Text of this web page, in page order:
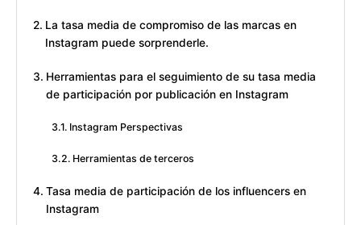
La tasa media de compromiso de las marcas en
Instagram puede sorprenderle.
Herramientas para el seguimiento de su tasa media
de participación por publicación en Instagram
Instagram Perspectivas
Herramientas de terceros
Tasa media de participación de los influencers en
Instagram